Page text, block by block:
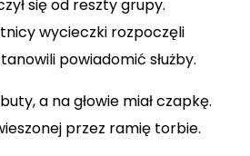
się od reszty grupy.
wycieczki rozpoczęli
powiadomić służby.
, a na głowie miałczapkę.
przez ramię torbie.